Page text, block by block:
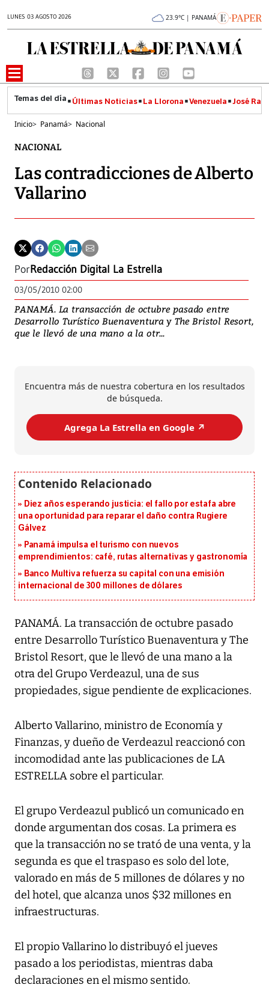
LUNES 03 AGOSTO 2026 23.9°C | PANAMÁ
Últimas Noticias La Llorona Venezuela José
Inicio> Panamá> Nacional
NACIONAL
Las contradicciones de Alberto
Vallarino
PorRedacción Digital La Estrella
03/05/2010 02:00
PANAMÁ. La transacción de octubre pasado entre
Desarrollo Turístico Buenaventura y The Bristol Resort,
que le llevó de una mano a la otr...
Encuentra más de nuestra cobertura en los resultados
de búsqueda.
Agrega La Estrella en Google ↗️
Diez años esperando justicia: el fallo por estafa abre
una oportunidad para reparar el daño contra Rugiere
Gálvez
Panamá impulsa el turismo con nuevos
emprendimientos: café, rutas alternativas y gastronomía
Banco Multiva refuerza su capital con una emisión
internacional de 300 millones de dólares
PANAMÁ. La transacción de octubre pasado
entre Desarrollo Turístico Buenaventura y The
Bristol Resort, que le llevó de una mano a la
otra del Grupo Verdeazul, una de sus
propiedades, sigue pendiente de explicaciones.
Alberto Vallarino, ministro de Economía y
Finanzas, y dueño de Verdeazul reaccionó con
incomodidad ante las publicaciones de LA
ESTRELLA sobre el particular.
El grupo Verdeazul publicó un comunicado en
donde argumentan dos cosas. La primera es
que la transacción no se trató de una venta, y la
segunda es que el traspaso es solo del lote,
valorado en más de 5 millones de dólares y no
del hotel, que alcanza unos $32 millones en
infraestructuras.
El propio Vallarino lo distribuyó el jueves
pasado a los periodistas, mientras daba
declaraciones en el mismo sentido.